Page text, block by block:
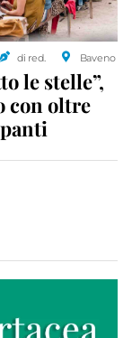
di red. Baveno
le stelle”,
con oltre